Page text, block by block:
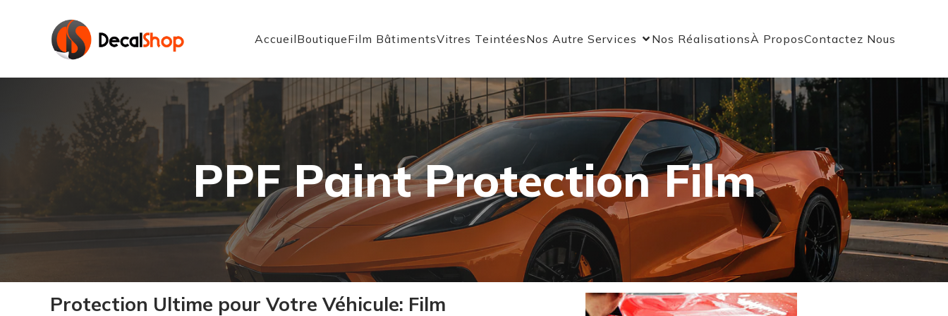
AccueilBoutiqueFilm BâtimentsVitres TeintéesNos Autre Services Nos RéalisationsÀ ProposContactez Nous
PPF Paint Protection Film
Protection Ultime pour Votre Véhicule: Film